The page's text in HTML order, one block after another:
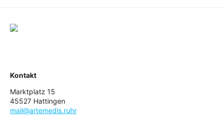
Kontakt
Marktplatz 15
45527 Hattingen
mail@artemedis.ruhr